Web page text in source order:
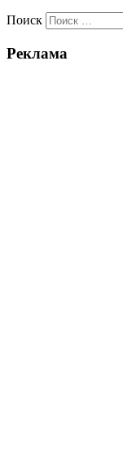
Поиск
Реклама